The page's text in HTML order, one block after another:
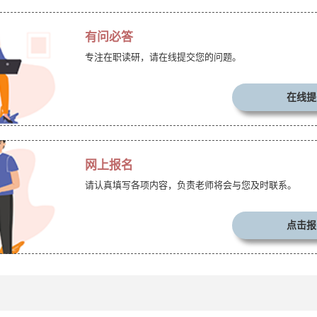
有问必答
专注在职读研，请在线提交您的问题。
在线
网上报名
请认真填写各项内容，负责老师将会与您及时联系。
点击